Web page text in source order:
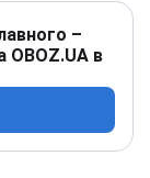
–
OBOZ.UA в